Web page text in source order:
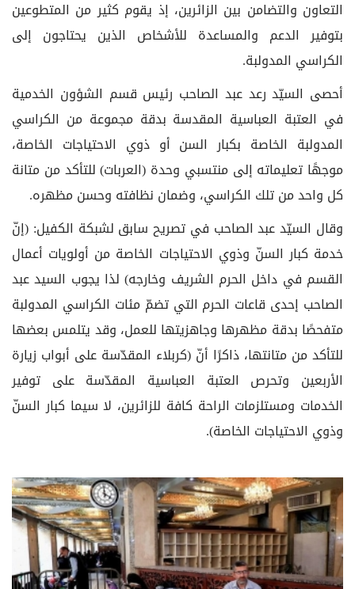
التعاون والتضامن بين الزائرين، إذ يقوم كثير من المتطوعين
بتوفير الدعم والمساعدة للأشخاص الذين يحتاجون إلى
الكراسي المدولبة.
أحصى السيّد رعد عبد الصاحب رئيس قسم الشؤون الخدمية
في العتبة العباسية المقدسة بدقة مجموعة من الكراسي
المدولبة الخاصة بكبار السن أو ذوي الاحتياجات الخاصة،
موجهًا تعليماته إلى منتسبي وحدة (العربات) للتأكد من متانة
كل واحد من تلك الكراسي، وضمان نظافته وحسن مظهره.
وقال السيّد عبد الصاحب في تصريح سابق لشبكة الكفيل: (إنّ
خدمة كبار السنّ وذوي الاحتياجات الخاصة من أولويات أعمال
القسم في داخل الحرم الشريف وخارجه) لذا يجوب السيد عبد
الصاحب إحدى قاعات الحرم التي تضمّ مئات الكراسي المدولبة
متفحصًا بدقة مظهرها وجاهزيتها للعمل، وقد يتلمس بعضها
للتأكد من متانتها، ذاكرًا أنّ (كربلاء المقدّسة على أبواب زيارة
الأربعين وتحرص العتبة العباسية المقدّسة على توفير
الخدمات ومستلزمات الراحة كافة للزائرين، لا سيما كبار السنّ
وذوي الاحتياجات الخاصة).